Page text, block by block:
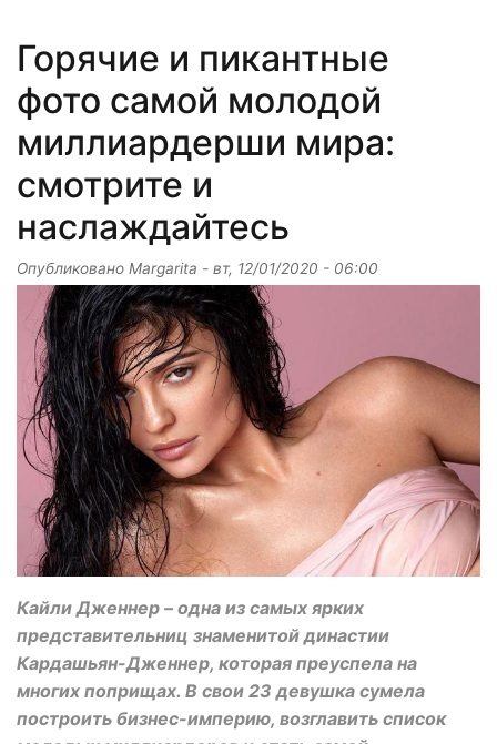
Горячие и пикантные
фото самой молодой
миллиардерши мира:
смотрите и
наслаждайтесь
Опубликовано Margarita - вт, 12/01/2020 - 06:00
Кайли Дженнер – одна из самых ярких
представительниц знаменитой династии
Кардашьян-Дженнер, которая преуспела на
многих поприщах. В свои 23 девушка сумела
построить бизнес-империю, возглавить список